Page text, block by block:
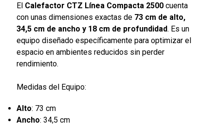
El Calefactor CTZ Línea Compacta 2500cuenta
con unas dimensiones exactas de 73 cm de alto,
34,5 cm de ancho y 18 cm de profundidad. Es un
equipo diseñado específicamente para optimizar el
espacio en ambientes reducidos sin perder
rendimiento.
Medidas del Equipo:
Alto: 73 cm
Ancho: 34,5 cm